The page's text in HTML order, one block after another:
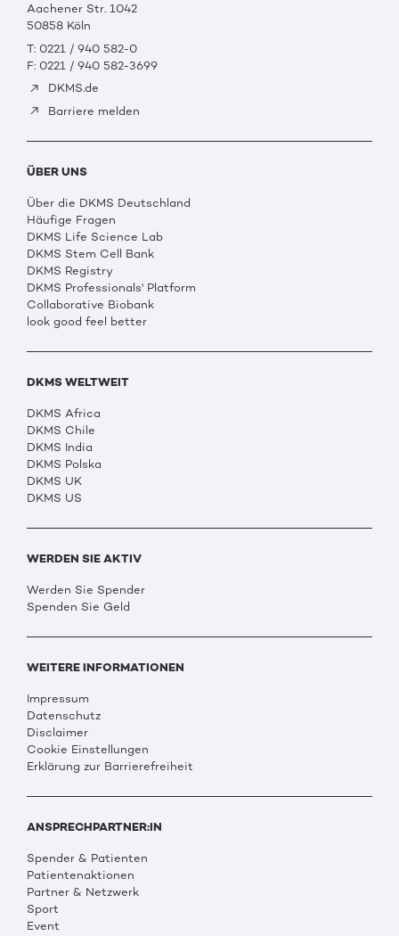
Aachener Str. 1042
50858 Köln
T: 0221 / 940 582-0
F: 0221 / 940 582-3699
DKMS.de
Barriere melden
ÜBER UNS
Über die DKMS Deutschland
Häufige Fragen
DKMS Life Science Lab
DKMS Stem Cell Bank
DKMS Registry
DKMS Professionals' Platform
Collaborative Biobank
look good feel better
DKMS WELTWEIT
DKMS Africa
DKMS Chile
DKMS India
DKMS Polska
DKMS UK
DKMS US
WERDEN SIE AKTIV
Werden Sie Spender
Spenden Sie Geld
WEITERE INFORMATIONEN
Impressum
Datenschutz
Disclaimer
Cookie Einstellungen
Erklärung zur Barrierefreiheit
ANSPRECHPARTNER:IN
Spender & Patienten
Patientenaktionen
Partner & Netzwerk
Sport
Event